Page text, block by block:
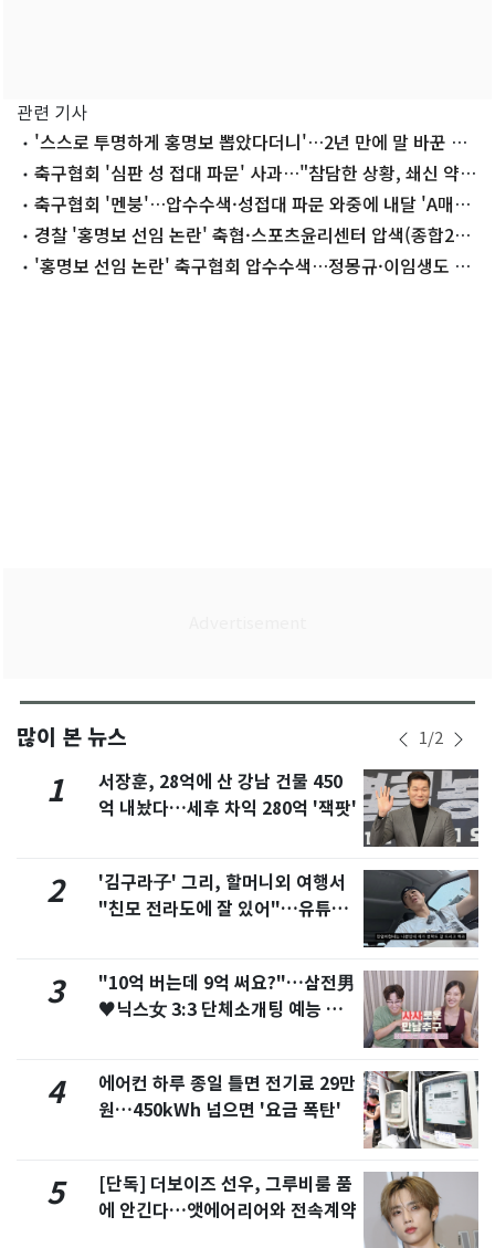
관련 기사
'스스로 투명하게 홍명보 뽑았다더니'…2년 만에 말 바꾼 이
임생축구협회 '심판 성 접대 파문' 사과…"참담한 상황, 쇄신 약
속"축구협회 '멘붕'…압수수색·성접대 파문 와중에 내달 'A매치
4연전'
경찰 '홍명보 선임 논란' 축협·스포츠윤리센터 압색(종합2
보)'홍명보 선임 논란' 축구협회 압수수색…정몽규·이임생도 포
많이 본 뉴스 1/2
1
서장훈, 28억에 산 강남 건물 450
억 내놨다…세후 차익 280억 '잭팟'
2
'김구라子' 그리, 할머니외 여행서
"친모 전라도에 잘 있어"…유튜브
3
"10억 버는데 9억 써요?"…삼전男
♥닉스女 3:3 단체소개팅 예능 화
4
에어컨 하루 종일 틀면 전기료 29만
원…450kWh 넘으면 '요금 폭탄'
5
[단독] 더보이즈 선우, 그루비룸 품
에 안긴다…앳에어리어와 전속계약